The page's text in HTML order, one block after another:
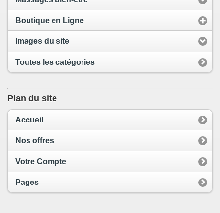
Boutique en Ligne
Images du site
Toutes les catégories
Plan du site
Accueil
Nos offres
Votre Compte
Pages